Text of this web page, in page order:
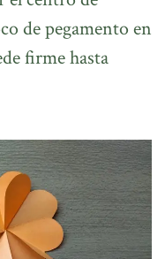
de pegamento en
firme hasta